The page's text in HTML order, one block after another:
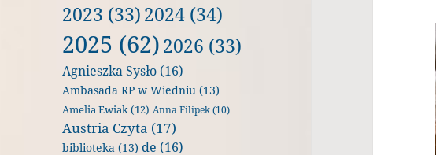
2023 (33)2024 (34)
2025 (62)2026 (33)
Agnieszka Sysło (16)
Ambasada RP w Wiedniu (13)
Amelia Ewiak(12) Anna Filipek (10)
Austria Czyta (17)
biblioteka (13) de (16)